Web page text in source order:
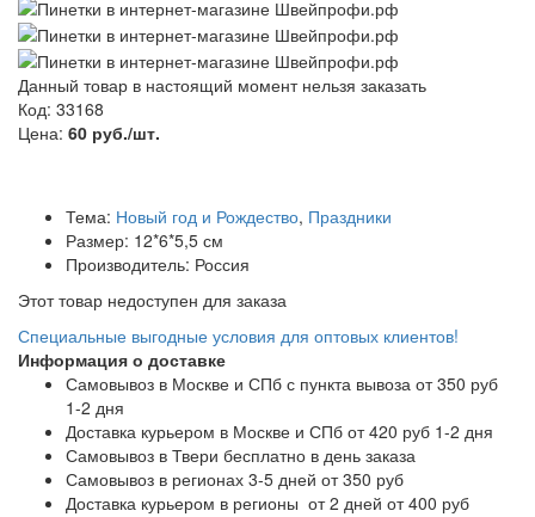
Данный товар в настоящий момент нельзя заказать
Код: 33168
Цена: 60 руб./шт.
Тема: Новый год и Рождество, Праздники
Размер: 12*6*5,5 см
Производитель: Россия
Этот товар недоступен для заказа
Специальные выгодные условия для оптовых клиентов!
Информация о доставке
Самовывоз в Москве и СПб с пункта вывоза от 350 руб
1-2 дня
Доставка курьером в Москве и СПб от 420 руб 1-2 дня
Самовывоз в Твери бесплатно в день заказа
Самовывоз в регионах 3-5 дней от 350 руб
Доставка курьером в регионы от 2 дней от 400 руб